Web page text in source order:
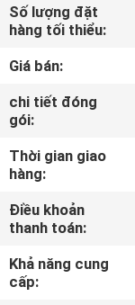
CHUYẾN
THAM
QUAN
NHÀ
KIỂM
SOÁT
CHẤT
LƯỢNG
Số lượng đặt
hàng tối thiểu:
Giá bán:
chi tiết đóng
gói:
Thời gian giao
hàng:
Điều khoản
thanh toán:
Khả năng cung
cấp: